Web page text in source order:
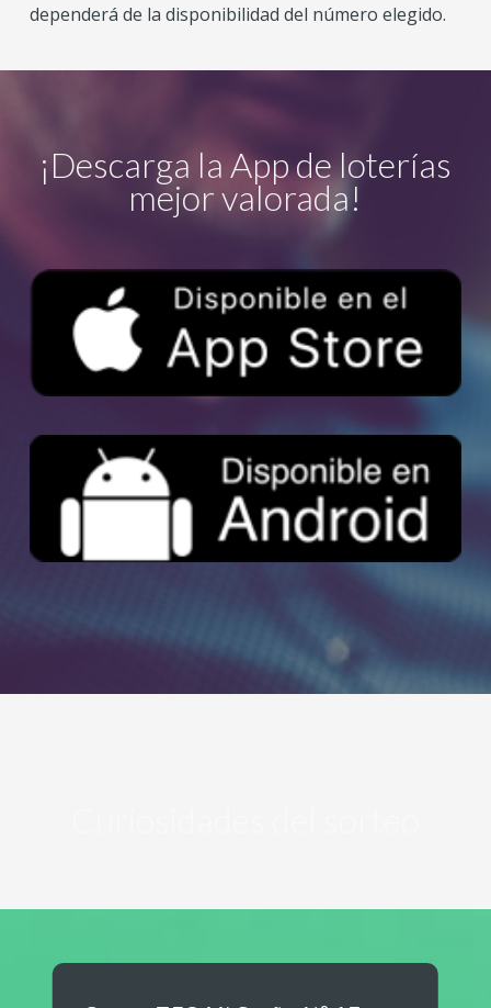
dependerá de la disponibilidad del número elegido.
¡Descarga la App de loterías
mejor valorada!